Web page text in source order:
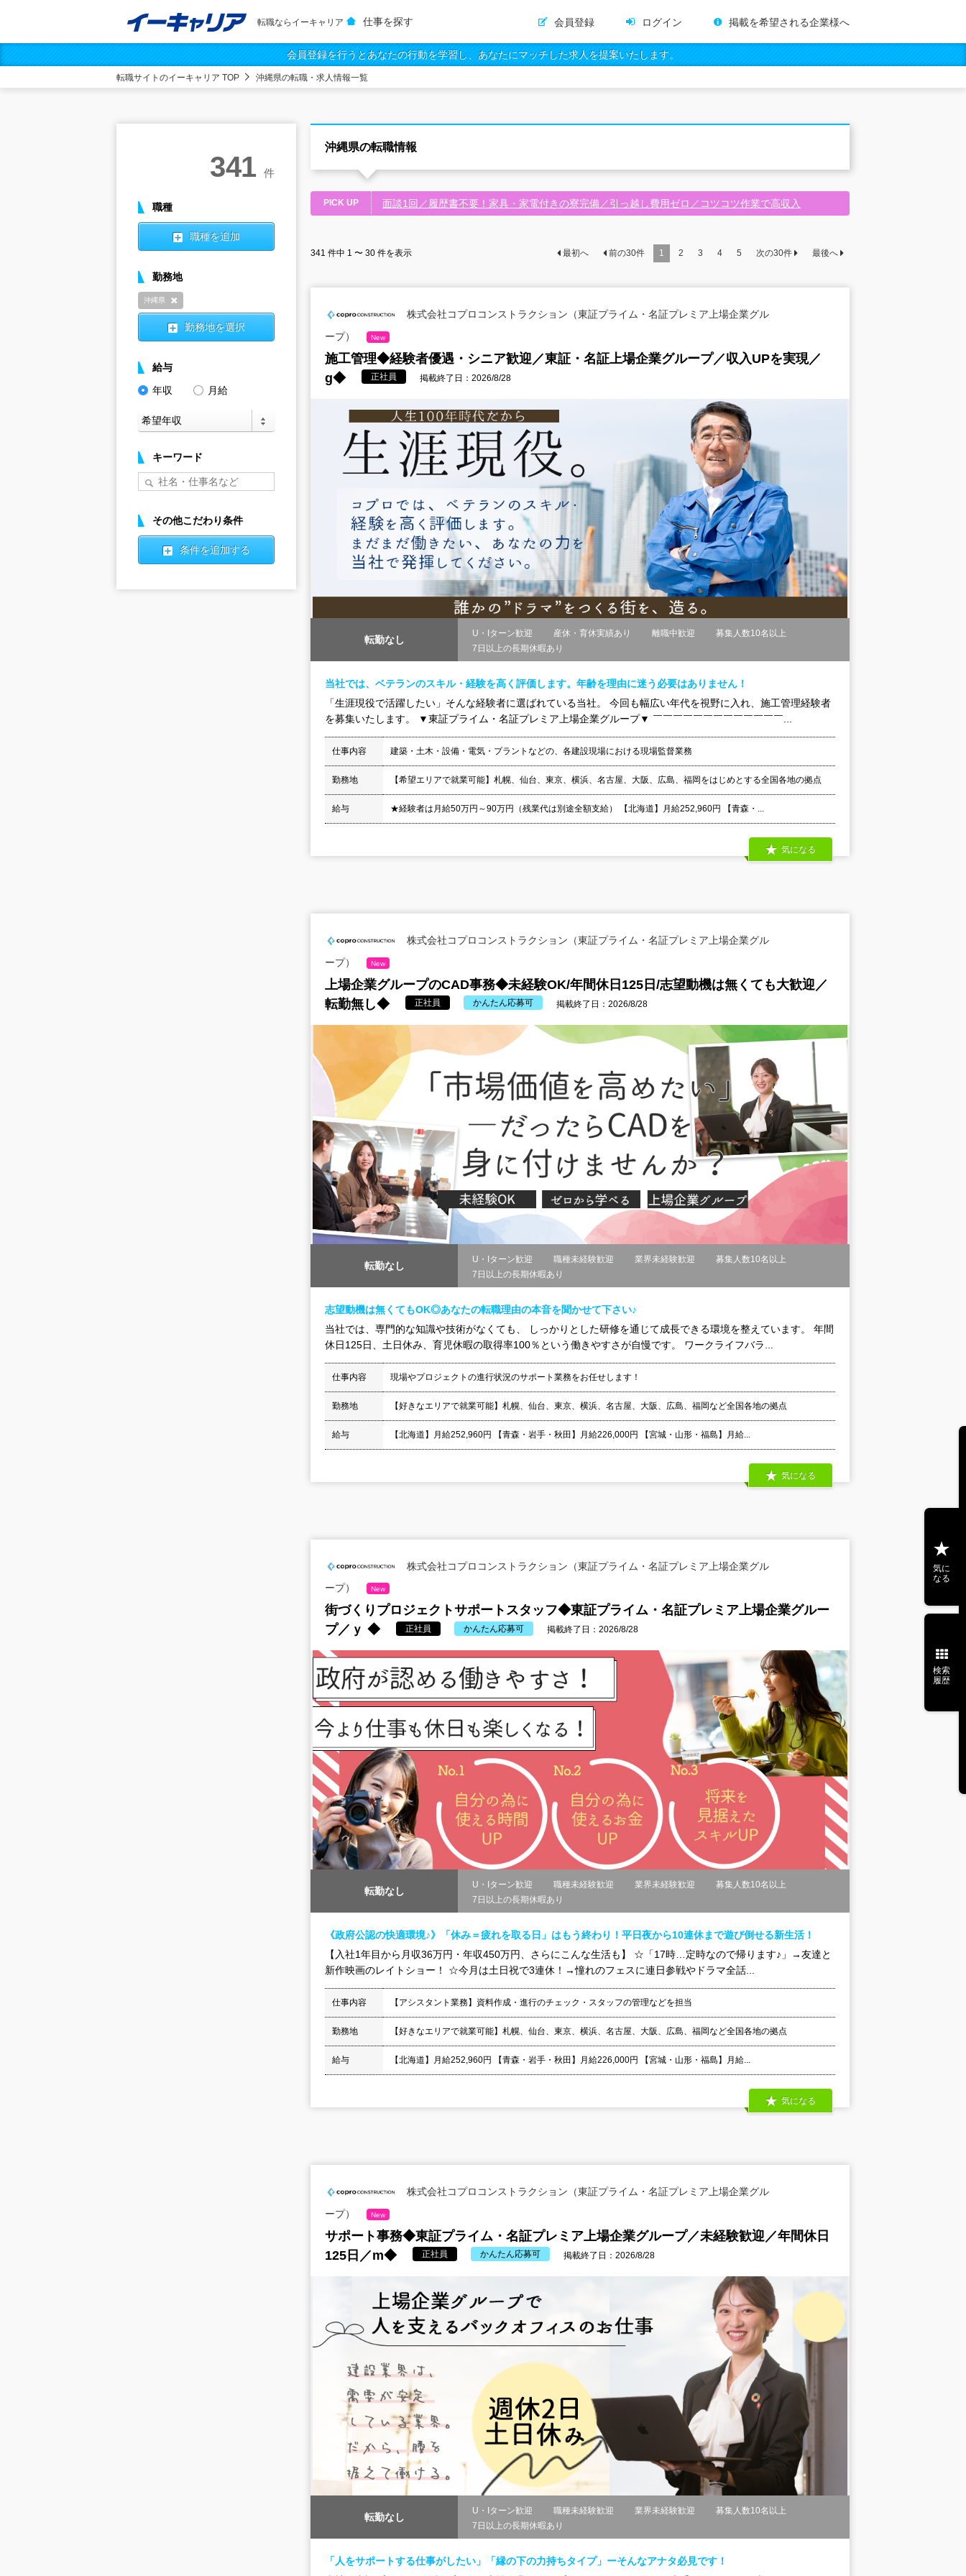
転職ならイーキャリア 仕事を探す 会員登録 ログイン 掲載を希望される企業様へ
会員登録を行うとあなたの行動を学習し、あなたにマッチした求人を提案いたします。
転職サイトのイーキャリア TOP 沖縄県の転職・求人情報一覧
沖縄県の転職情報
PICK UP 面談1回／履歴書不要！家具・家電付きの寮完備／引っ越し費用ゼロ／コツコツ作業で高収入
341 件中 1 〜 30 件を表示 最初へ 前の30件 1 2 3 4 5 次の30件 最後へ
株式会社コプロコンストラクション（東証プライム・名証プレミア上場企業グル
ープ）
New
施工管理◆経験者優遇・シニア歓迎／東証・名証上場企業グループ／収入UPを実現／
g◆
正社員 掲載終了日：2026/8/28
転勤なし
U・Iターン歓迎 産休・育休実績あり 離職中歓迎
募集人数10名以上
7日以上の長期休暇あり
当社では、ベテランのスキル・経験を高く評価します。年齢を理由に迷う必要はありません！
「生涯現役で活躍したい」そんな経験者に選ばれている当社。 今回も幅広い年代を視野に入れ、施工管理経験者
を募集いたします。 ▼東証プライム・名証プレミア上場企業グループ▼ ￣￣￣￣￣￣￣￣￣￣￣￣￣...
仕事内容 建築・土木・設備・電気・プラントなどの、各建設現場における現場監督業務
勤務地 【希望エリアで就業可能】札幌、仙台、東京、横浜、名古屋、大阪、広島、福岡をはじめとする全国各地の拠点
給与 ★経験者は月給50万円～90万円（残業代は別途全額支給） 【北海道】月給252,960円 【青森・...
気になる
株式会社コプロコンストラクション（東証プライム・名証プレミア上場企業グル
ープ）
New
上場企業グループのCAD事務◆未経験OK/年間休日125日/志望動機は無くても大歓迎／
転勤無し◆
正社員 かんたん応募可 掲載終了日：2026/8/28
転勤なし
U・Iターン歓迎 職種未経験歓迎 業界未経験歓迎
募集人数10名以上
7日以上の長期休暇あり
志望動機は無くてもOK◎あなたの転職理由の本音を聞かせて下さい♪
当社では、専門的な知識や技術がなくても、 しっかりとした研修を通じて成長できる環境を整えています。 年間
休日125日、土日休み、育児休暇の取得率100％という働きやすさが自慢です。 ワークライフバラ...
仕事内容 現場やプロジェクトの進行状況のサポート業務をお任せします！
勤務地 【好きなエリアで就業可能】札幌、仙台、東京、横浜、名古屋、大阪、広島、福岡など全国各地の拠点
給与 【北海道】月給252,960円 【青森・岩手・秋田】月給226,000円 【宮城・山形・福島】月給...
気になる
株式会社コプロコンストラクション（東証プライム・名証プレミア上場企業グル
ープ）
New
街づくりプロジェクトサポートスタッフ◆東証プライム・名証プレミア上場企業グルー
プ／ｙ ◆
正社員 かんたん応募可 掲載終了日：2026/8/28
転勤なし
U・Iターン歓迎 職種未経験歓迎 業界未経験歓迎
募集人数10名以上
7日以上の長期休暇あり
《政府公認の快適環境♪》「休み＝疲れを取る日」はもう終わり！平日夜から10連休まで遊び倒せる新生活！
【入社1年目から月収36万円・年収450万円、さらにこんな生活も】 ☆「17時…定時なので帰ります♪」→友達と
新作映画のレイトショー！ ☆今月は土日祝で3連休！→憧れのフェスに連日参戦やドラマ全話...
仕事内容 【アシスタント業務】資料作成・進行のチェック・スタッフの管理などを担当
勤務地 【好きなエリアで就業可能】札幌、仙台、東京、横浜、名古屋、大阪、広島、福岡など全国各地の拠点
給与 【北海道】月給252,960円 【青森・岩手・秋田】月給226,000円 【宮城・山形・福島】月給...
気になる
株式会社コプロコンストラクション（東証プライム・名証プレミア上場企業グル
ープ）
New
サポート事務◆東証プライム・名証プレミア上場企業グループ／未経験歓迎／年間休日
125日／m◆
正社員 かんたん応募可 掲載終了日：2026/8/28
転勤なし
U・Iターン歓迎 職種未経験歓迎 業界未経験歓迎
募集人数10名以上
7日以上の長期休暇あり
「人をサポートする仕事がしたい」「縁の下の力持ちタイプ」ーそんなアナタ必見です！
341 件
職種
職種を追加
勤務地
沖縄県
勤務地を選択
給与
年収
月給
キーワード
その他こだわり条件
条件を追加する
気に
なる
検索
履歴